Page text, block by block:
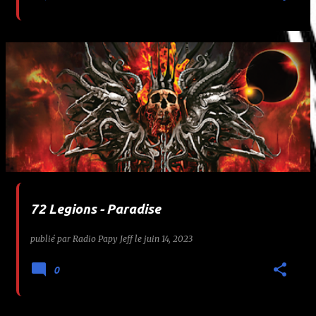
72 Legions - Paradise
publié par Radio Papy Jeff le juin 14, 2023
0